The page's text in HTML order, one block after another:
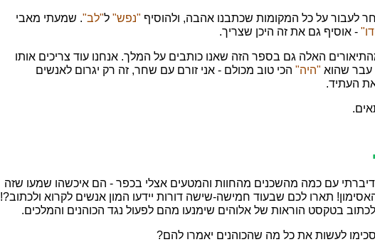
לעבור על כל המקומות שכתבנו אהבה, ולהוסיף "נפש" ל"לב". שמעתי מאבי
- אוסיף גם את זה היכן שצריך.
האלה גם בספר הזה שאנו כותבים על המלך. אנחנו עוד צריכים אותו
עבר שהוא "היה" הכי טוב מכולם - אני זורם עם שחר, זה רק יגרום לאנשים
העתיד.
עם כמה מהשכנים מהחוות והמטעים אצלי בכפר - הם איכשהו שמעו שזה
תארו לכם שבעוד חמישה-שישה דורות יידעו המון אנשים לקרוא ולכתוב?!
בטקסט הוראות של אלוהים שימנעו מהם לפעול נגד הכוהנים והמלכים.
לעשות את כל מה שהכוהנים יאמרו להם?